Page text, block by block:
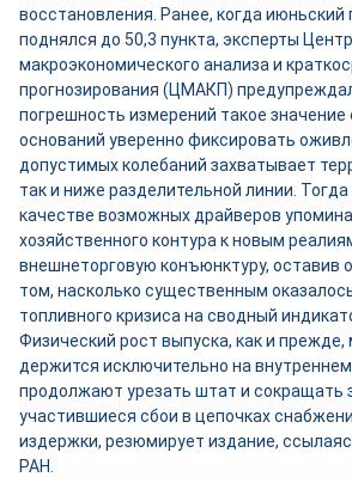
восстановления. Ранее, когда июньский
поднялся до 50,3 пункта, эксперты
макроэкономического анализа и
прогнозирования (ЦМАКП)
погрешность измерений такое
оснований уверенно фиксировать
допустимых колебаний захватывает
так и ниже разделительной линии.
качестве возможных драйверов
хозяйственного контура к новым
внешнеторговую конъюнктуру, оставив
том, насколько существенным
топливного кризиса на сводный
Физический рост выпуска, как и
держится исключительно на
продолжают урезать штат и сокращать
участившиеся сбои в цепочках
издержки, резюмирует издание,
РАН.